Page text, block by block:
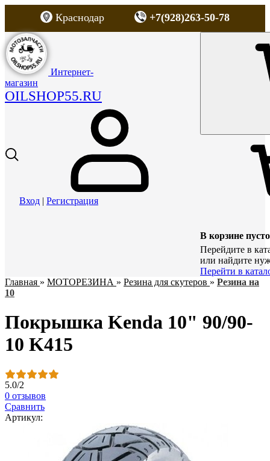
Краснодар +7(928)263-50-78
Интернет-
магазин
OILSHOP55.RU
Вход | Регистрация
В корзине пусто
Перейдите в
или найдите
Перейти в
Главная » МОТОРЕЗИНА » Резина для скутеров » Резина на
10
Покрышка Kenda 10" 90/90-
10 K415
5.0/2
0 отзывов
Сравнить
Артикул: